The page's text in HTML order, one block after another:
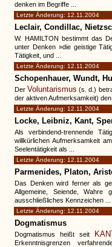
denken im Begriffe ...
Letzte Änderung: 12.11.2004
Leclair, Condillac,
W. HAMILTON bestimmt das
unter Denken »die geistige
Tätigkeit, und ...
Letzte Änderung: 12.11.2004
Schopenhauer, Wundt,
DerVoluntarismus (s. d.)
der aktiven Aufmerksamkeit)
Letzte Änderung: 12.11.2004
Locke, Leibniz, Kant,
Als verbindend-trennende
willkürlichen Aufmerksamkeit
Seelentätigkeit als ...
Letzte Änderung: 12.11.2004
Parmenides, Platon,
Das Denken wird ferner als
Allgemeine, Seiende, Wahre
ausschließliches Kennzeichen ...
Letzte Änderung: 12.11.2004
Dogmatismus
Dogmatismus heißt seit
Erkenntnisgrenzen